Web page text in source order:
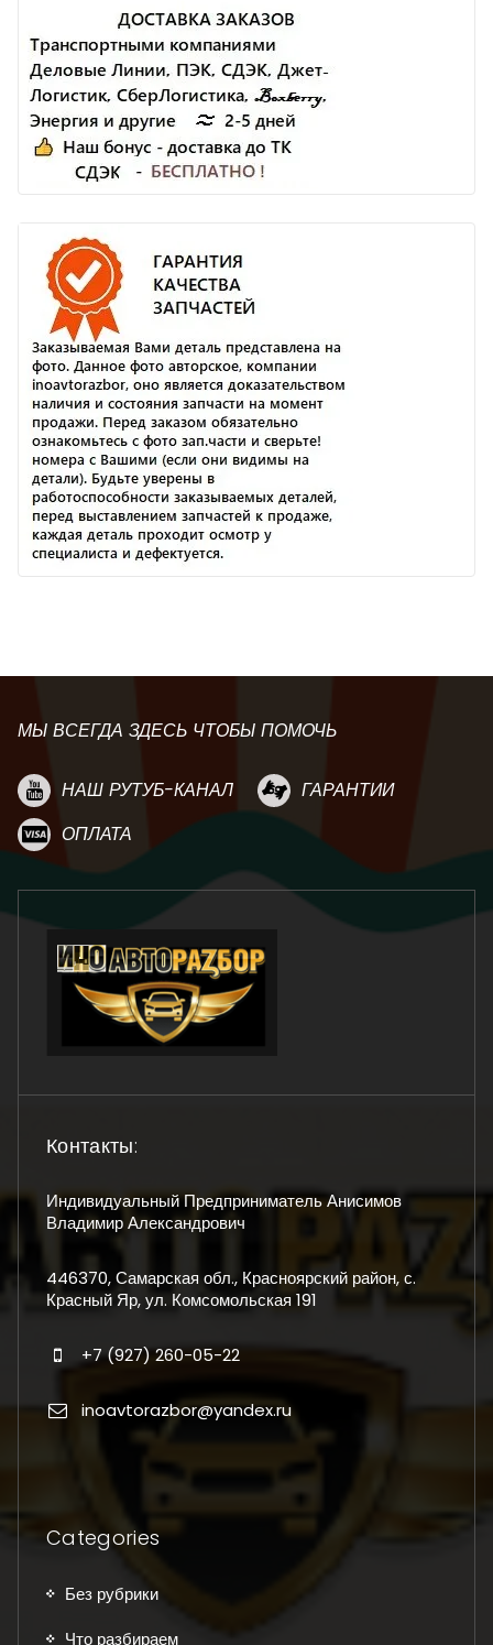
МЫ ВСЕГДА ЗДЕСЬ ЧТОБЫ ПОМОЧЬ
НАШ РУТУБ-КАНАЛ
ГАРАНТИИ
ОПЛАТА
Контакты:
Индивидуальный Предприниматель Анисимов
Владимир Александрович
446370, Самарская обл., Красноярский район, с.
Красный Яр, ул. Комсомольская 191
+7 (927) 260-05-22
inoavtorazbor@yandex.ru
Categories
Без рубрики
Что разбираем